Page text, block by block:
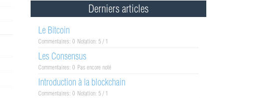
Derniers articles
Le Bitcoin
Commentaires: 0 Notation: 5 / 1
Les Consensus
Commentaires: 0 Pas encore noté
Introduction à la blockchain
Commentaires: 0 Notation: 5 / 1